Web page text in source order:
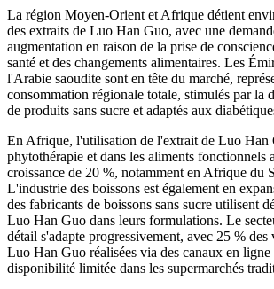
La région Moyen-Orient et Afrique détient
des extraits de Luo Han Guo, avec une
augmentation en raison de la prise de
santé et des changements alimentaires. Les
l'Arabie saoudite sont en tête du marché,
consommation régionale totale, stimulés par la
de produits sans sucre et adaptés aux
En Afrique, l'utilisation de l'extrait de Luo Han
phytothérapie et dans les aliments fonctionnels
croissance de 20 %, notamment en Afrique du
L'industrie des boissons est également en
des fabricants de boissons sans sucre utilisent
Luo Han Guo dans leurs formulations. Le
détail s'adapte progressivement, avec 25 % des
Luo Han Guo réalisées via des canaux en ligne
disponibilité limitée dans les supermarchés